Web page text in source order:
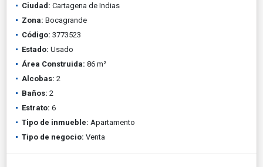
Ciudad: Cartagena de Indias
Zona: Bocagrande
Código: 3773523
Estado: Usado
Área Construida: 86 m²
Alcobas: 2
Baños: 2
Estrato: 6
Tipo de inmueble: Apartamento
Tipo de negocio: Venta